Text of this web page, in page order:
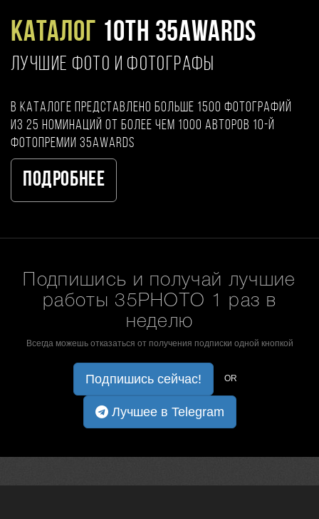
Каталог 10TH 35AWARDS
ЛУЧШИЕ ФОТО И ФОТОГРАФЫ
В каталоге представлено больше 1500 фотографий
из 25 номинаций от более чем 1000 авторов 10-й
фотопремии 35AWARDS
Подробнее
Подпишись и получай лучшие
работы 35PHOTO 1 раз в
неделю
Всегда можешь отказаться от получения подписки одной кнопкой
Подпишись сейчас! OR
Лучшее в Telegram